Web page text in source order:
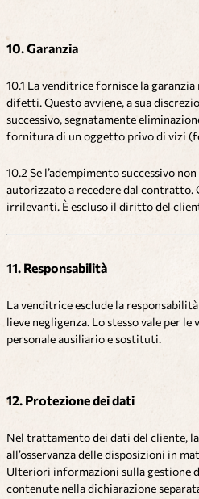
10. Garanzia
10.1 La venditrice fornisce la garanzia
difetti. Questo avviene, a sua
successivo, segnatamente
fornitura di un oggetto privo di vizi
10.2 Se l’adempimento successivo
autorizzato a recedere dal contratto.
irrilevanti. È escluso il diritto del
11. Responsabilità
La venditrice esclude la
lieve negligenza. Lo stesso vale per
personale ausiliario e sostituti.
12. Protezione dei dati
Nel trattamento dei dati del cliente,
all’osservanza delle disposizioni in
Ulteriori informazioni sulla gestione
contenute nella dichiarazione